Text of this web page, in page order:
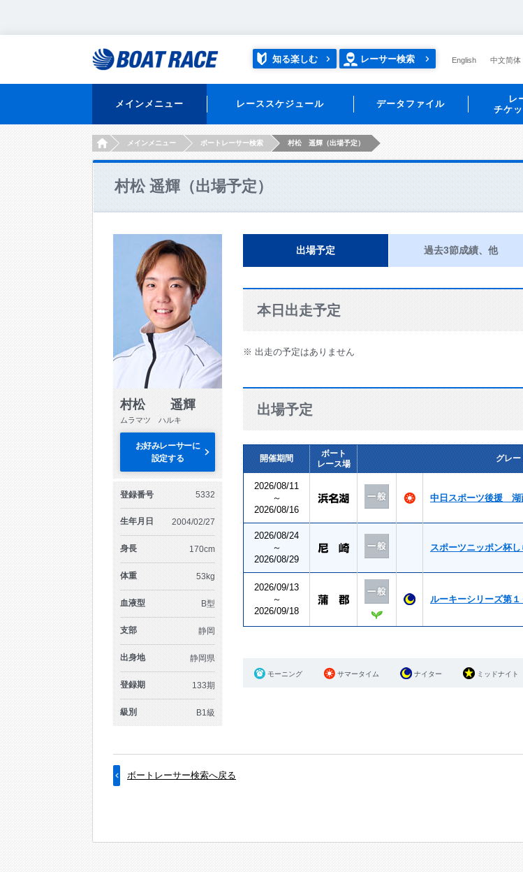
知る楽しむ レーサー検索 English 中文简体
メインメニュー レーススケジュール データファイル
レ
チケ
HOMEメインメニュー ボートレーサー検索 村松 遥輝（出場予定）
村松 遥輝（出場予定）
村松 遥輝
ムラマツ ハルキ
お好みレーサーに
設定する
登録番号 5332
生年月日 2004/02/27
身長 170cm
体重 53kg
血液型 B型
支部 静岡
出身地 静岡県
登録期 133期
級別 B1級
出場予定 過去3節成績、他
本日出走予定
※ 出走の予定はありません
出場予定
開催期間
ボート
レース場
グレー
2026/08/11
～
2026/08/16
中日スポーツ後援
2026/08/24
～
2026/08/29
スポーツニッポン杯
2026/09/13
～
2026/09/18
ルーキーシリーズ第
モーニング サマータイム ナイター ミッドナイト
ボートレーサー検索へ戻る